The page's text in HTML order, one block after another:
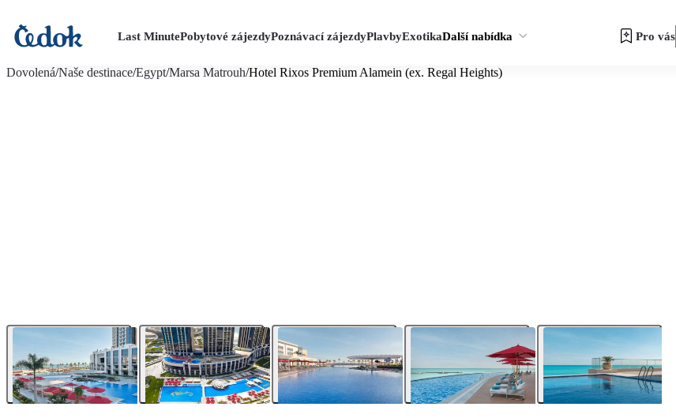
Last MinutePobytové zájezdyPoznávací zájezdyPlavbyExotikaDalší nabídka Pro vás
Dovolená/Naše destinace/Egypt/Marsa Matrouh/Hotel Rixos Premium Alamein (ex. Regal Heights)